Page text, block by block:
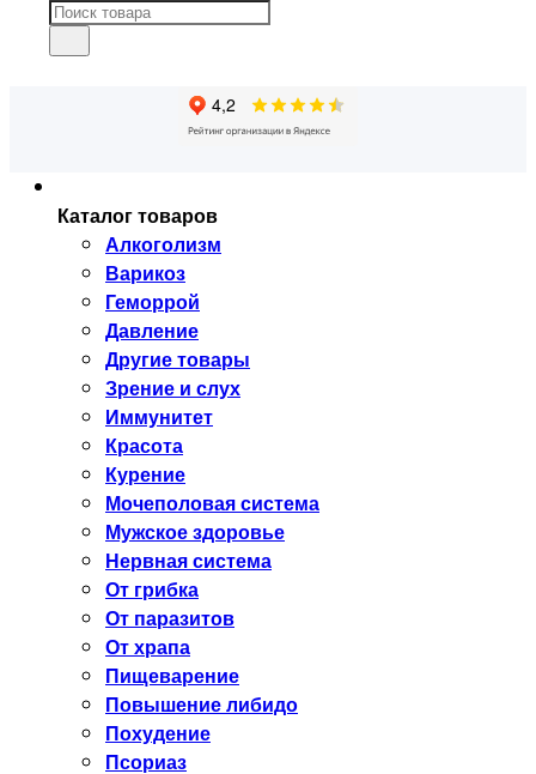
Каталог товаров
Алкоголизм
Варикоз
Геморрой
Давление
Другие товары
Зрение и слух
Иммунитет
Красота
Курение
Мочеполовая система
Мужское здоровье
Нервная система
От грибка
От паразитов
От храпа
Пищеварение
Повышение либидо
Похудение
Псориаз